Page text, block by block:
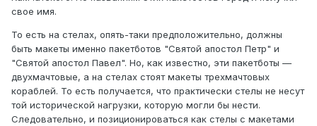
свое имя.
То есть на стелах, опять-таки предположительно, должны
быть макеты именно пакетботов "Святой апостол Петр" и
"Святой апостол Павел". Но, как известно, эти пакетботы —
двухмачтовые, а на стелах стоят макеты трехмачтовых
кораблей. То есть получается, что практически стелы не несут
той исторической нагрузки, которую могли бы нести.
Следовательно, и позиционироваться как стелы с макетами